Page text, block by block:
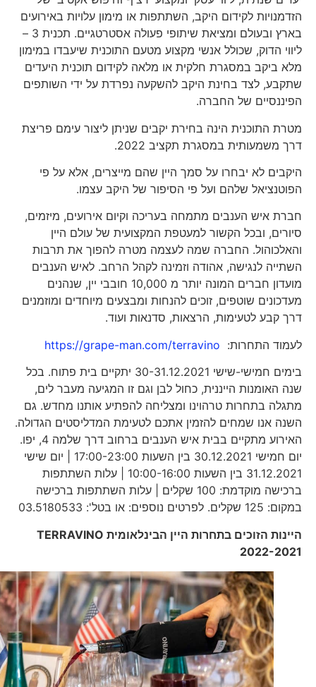
הזדמנויות לקידום היקב, השתתפות או מימון עלויות באירועים
בארץ ובעולם ומציאת שיתופי פעולה אסטרטגיים. תכנית 3 –
ליווי הדוק, שכולל אנשי מקצוע מטעם התוכנית שיעבדו במימון
מלא ביקב במסגרת חלקית או מלאה לקידום תוכנית היעדים
שתקבע, לצד בחינת היקב להשקעה נפרדת על ידי השותפים
הפיננסיים של החברה.
מטרת התוכנית הינה בחירת יקבים שניתן ליצור עימם פריצת
דרך משמעותית במסגרת תקציב 2022.
היקבים לא יבחרו על סמך היין שהם מייצרים, אלא על פי
הפוטנציאל שלהם ועל פי הסיפור של היקב עצמו.
חברת איש הענבים מתמחה בעריכה וקיום אירועים, מיזמים,
סיורים, ובכל הקשור למעטפת המקצועית של עולם היין
והאלכוהול. החברה שמה לעצמה מטרה להפוך את תרבות
השתייה לנגישה, אהודה וזמינה לקהל הרחב. לאיש הענבים
מועדון חברים המונה יותר מ 10,000 חובבי יין, שנהנים
מעדכונים שוטפים, זוכים להנחות ומבצעים מיוחדים ומוזמנים
דרך קבע לטעימות, הרצאות, סדנאות ועוד.
לעמוד התחרות:https://grape-man.com/terravino
בימים חמישי-שישי 30-31.12.2021 יתקיים בית פתוח. בכל
שנה האומנות הייננית, כחול לבן וגם זו המגיעה מעבר לים,
מתגלה בתחרות טרהוינו ומצליחה להפתיע אותנו מחדש. גם
השנה אנו שמחים להזמין אתכם לטעימת המדליסטים הגדולה.
האירוע מתקיים בבית איש הענבים ברחוב דרך שלמה 4, יפו.
יום חמישי 30.12.2021 בין השעות 17:00-23:00 | יום שישי
31.12.2021 בין השעות 10:00-16:00 | עלות השתתפות
ברכישה מוקדמת: 100 שקלים | עלות השתתפות ברכישה
במקום: 125 שקלים. לפרטים נוספים: או בטל': 03.5180533
היינות הזוכים בתחרות היין הבינלאומיתTERRAVINO
2022-2021